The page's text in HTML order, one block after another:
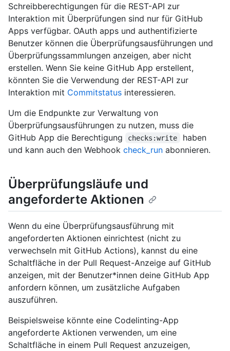
Schreibberechtigungen für die REST-API zur
Interaktion mit Überprüfungen sind nur für GitHub
Apps verfügbar. OAuth apps und authentifizierte
Benutzer können die Überprüfungsausführungen und
Überprüfungssammlungen anzeigen, aber nicht
erstellen. Wenn Sie keine GitHub App erstellent,
könnten Sie die Verwendung der REST-API zur
Interaktion mit Commitstatus interessieren.
Um die Endpunkte zur Verwaltung von
Überprüfungsausführungen zu nutzen, muss die
GitHub App die Berechtigung
checks:write
haben
und kann auch den Webhook check_run abonnieren.
Überprüfungsläufe und
angeforderte Aktionen
Wenn du eine Überprüfungsausführung mit
angeforderten Aktionen einrichtest (nicht zu
verwechseln mit GitHub Actions), kannst du eine
Schaltfläche in der Pull Request-Anzeige auf GitHub
anzeigen, mit der Benutzer*innen deine GitHub App
anfordern können, um zusätzliche Aufgaben
auszuführen.
Beispielsweise könnte eine Codelinting-App
angeforderte Aktionen verwenden, um eine
Schaltfläche in einem Pull Request anzuzeigen,